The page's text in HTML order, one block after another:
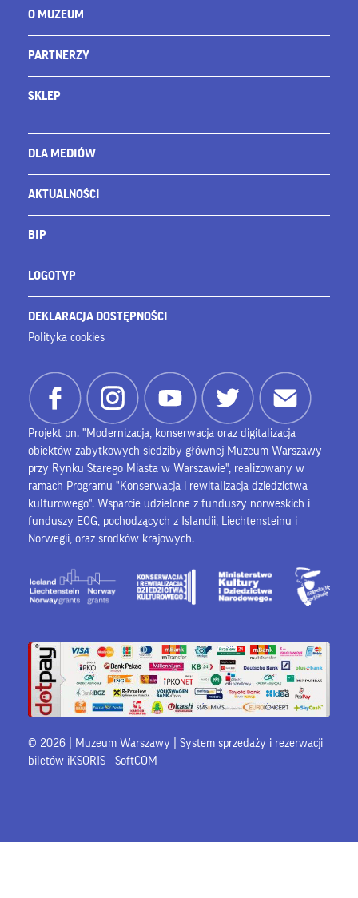
O MUZEUM
PARTNERZY
SKLEP
DLA MEDIÓW
AKTUALNOŚCI
BIP
LOGOTYP
DEKLARACJA DOSTĘPNOŚCI
Polityka cookies
Projekt pn. "Modernizacja, konserwacja oraz digitalizacja
obiektów zabytkowych siedziby głównej Muzeum Warszawy
przy Rynku Starego Miasta w Warszawie", realizowany w
ramach Programu "Konserwacja i rewitalizacja dziedzictwa
kulturowego". Wsparcie udzielone z funduszy norweskich i
funduszy EOG, pochodzących z Islandii, Liechtensteinu i
Norwegii, oraz środków krajowych.
© 2026 | Muzeum Warszawy | System sprzedaży i rezerwacji
biletów iKSORIS - SoftCOM